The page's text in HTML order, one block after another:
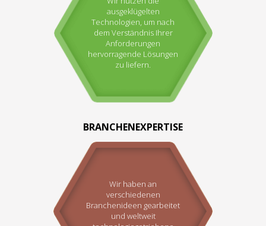
ausgeklügelten
Technologien, um nach
dem Verständnis Ihrer
Anforderungen
hervorragende Lösungen
zu liefern.
BRANCHENEXPERTISE
Wir haben an
verschiedenen
Branchenideen gearbeitet
und weltweit